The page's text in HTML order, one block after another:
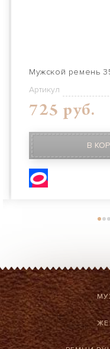
Мужской ремень
Артикул
725 руб.
В